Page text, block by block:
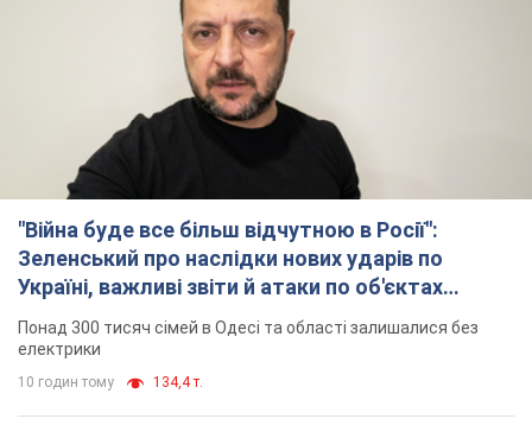
"Війна буде все більш відчутною в Росії":
Зеленський про наслідки нових ударів по
Україні, важливі звіти й атаки по об'єктах
ворога. Відео
Понад 300 тисяч сімей в Одесі та області залишалися без
електрики
10 годин тому 134,4 т.